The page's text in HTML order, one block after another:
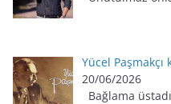
Yücel Paşmakçı
20/06/2026
Bağlama